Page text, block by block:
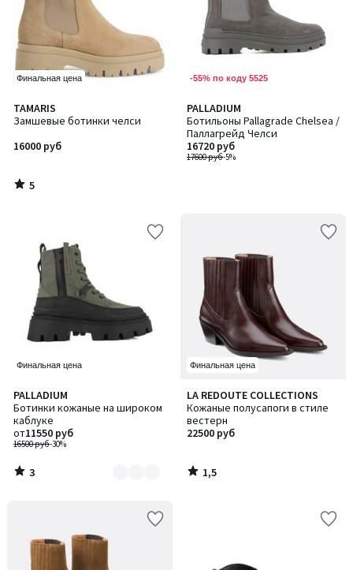
Финальная цена
TAMARIS
Замшевые ботинки челси
16000 руб
5
/
5
/
-55% по коду 5525
PALLADIUM
Ботильоны Pallagrade Chelsea /
Паллагрейд Челси
17600 руб-5%
16720 руб
Финальная цена
PALLADIUM
Ботинки кожаные на широком
каблуке
16500 руб-30%
от11550 руб
3
/
5
Количество
цветов:
2
3
/
Финальная цена
LA REDOUTE COLLECTIONS
Кожаные полусапоги в стиле
вестерн
22500 руб
1,5
/ 5
1,5
/